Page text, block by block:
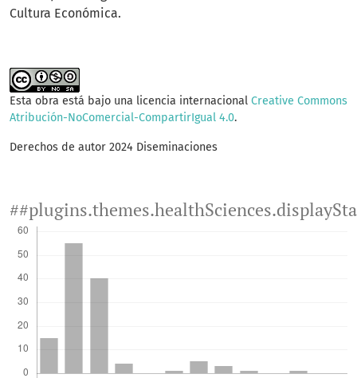
Cultura Económica.
Esta obra está bajo una licencia internacional Creative Commons
Atribución-NoComercial-CompartirIgual 4.0.
Derechos de autor 2024 Diseminaciones